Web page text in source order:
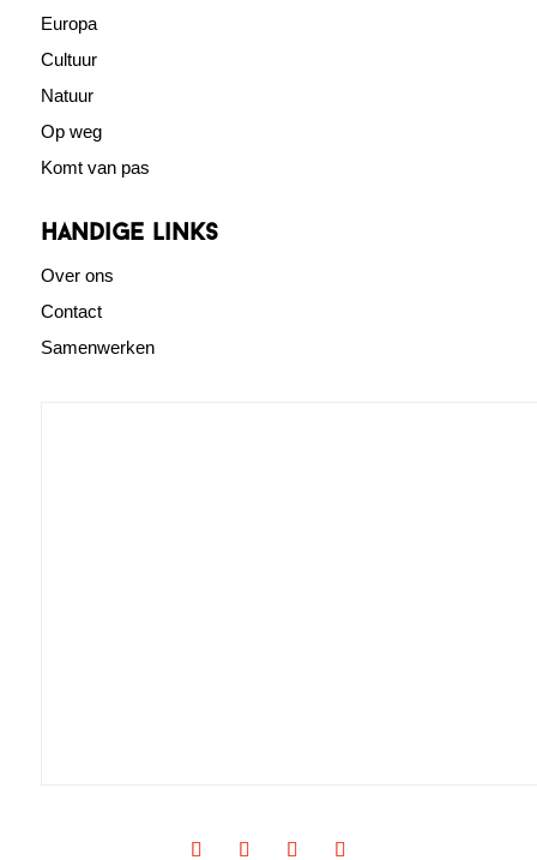
Europa
Cultuur
Natuur
Op weg
Komt van pas
Handige links
Over ons
Contact
Samenwerken